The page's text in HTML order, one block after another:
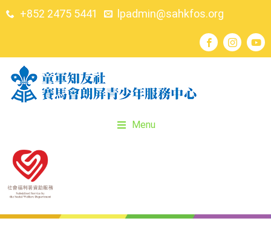
+852 2475 5441 lpadmin@sahkfos.org
Menu